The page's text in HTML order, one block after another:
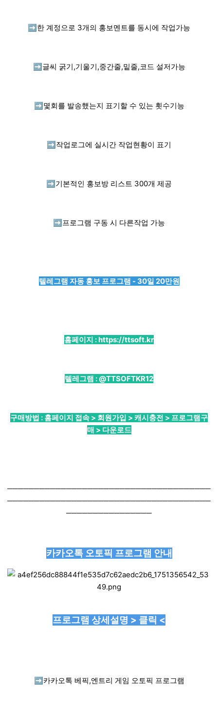
➡️ 한 계정으로 3개의 홍보멘트를 동시에 작업가능
➡️ 글씨 굵기,기울기,중간줄,밑줄,코드 설저가능
➡️ 몇회를 발송했는지 표기할 수 있는 횟수기능
➡️ 작업로그에 실시간 작업현황이 표기
➡️ 기본적인 홍보방 리스트 300개 제공
➡️ 프로그램 구동 시 다른작업 가능
텔레그램 자동 홍보 프로그램 - 30일 20만원
홈페이지 :https://ttsoft.kr
텔레그램 : @TTSOFTKR12
구매방법 : 홈페이지 접속 > 회원가입 > 캐시충전 > 프로그램구
매 > 다운로드
──────────────────────────────────────
──────────────────────────────────────
────────────────
카카오톡 오토픽 프로그램 안내
프로그램 상세설명 > 클릭 <
➡️ 카카오톡 베픽,엔트리 게임 오토픽 프로그램